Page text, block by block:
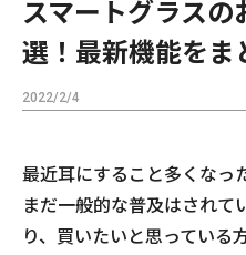
スマートグラス
選！最新機能をま
2022/2/4
最近耳にすること多くなっ
まだ一般的な普及はされて
り、買いたいと思っている